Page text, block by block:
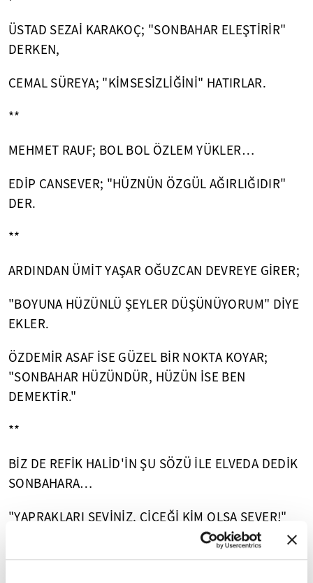
ÜSTAD SEZAİ KARAKOÇ; "SONBAHAR ELEŞTİRİR"
DERKEN,
CEMAL SÜREYA; "KİMSESİZLİĞİNİ" HATIRLAR.
**
MEHMET RAUF; BOL BOL ÖZLEM YÜKLER…
EDİP CANSEVER; "HÜZNÜN ÖZGÜL AĞIRLIĞIDIR"
DER.
**
ARDINDAN ÜMİT YAŞAR OĞUZCAN DEVREYE GİRER;
"BOYUNA HÜZÜNLÜ ŞEYLER DÜŞÜNÜYORUM" DİYE
EKLER.
ÖZDEMİR ASAF İSE GÜZEL BİR NOKTA KOYAR;
"SONBAHAR HÜZÜNDÜR, HÜZÜN İSE BEN
DEMEKTİR."
**
BİZ DE REFİK HALİD'İN ŞU SÖZÜ İLE ELVEDA DEDİK
SONBAHARA…
"YAPRAKLARI SEVİNİZ, ÇİÇEĞİ KİM OLSA SEVER!"
________________________________________